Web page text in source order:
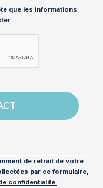
que les informations
de retrait de votre
par ce formulaire,
confidentialité.